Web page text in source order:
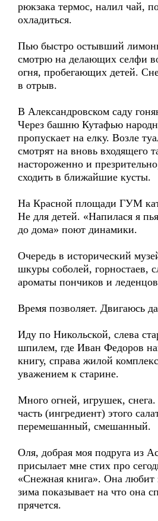
рюкзака термос, налил чай,
охладиться.
Пью быстро остывший
смотрю на делающих селфи
огня, пробегающих детей.
в отрыв.
В Александровском саду
Через башню Кутафью
пропускает на елку. Возле
смотрят на вновь входящего
настороженно и
сходить в ближайшие кусты.
На Красной площади ГУМ
Не для детей. «Напилася я
до дома» поют динамики.
Очередь в исторический
шкуры соболей, горностаев,
ароматы пончиков и
Время позволяет. Двигаюсь
Иду по Никольской, слева
шпилем, где Иван Федоров
книгу, справа жилой
уважением к старине.
Много огней, игрушек,
часть (ингредиент) этого
перемешанный, смешанный.
Оля, добрая моя подруга из
присылает мне стих про
«Снежная книга». Она любит
зима показывает на что она
прячется.